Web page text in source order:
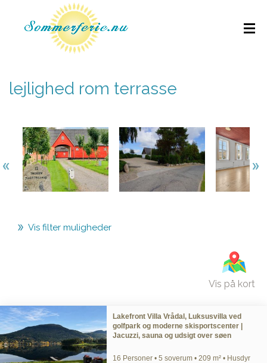
lejlighed rom terrasse
Vis filter muligheder
Vis på kort
Lakefront Villa Vrådal, Luksusvilla ved
golfpark og moderne skisportscenter |
Jacuzzi, sauna og udsigt over søen
16 Personer • 5 soverum • 209 m² • Husdyr